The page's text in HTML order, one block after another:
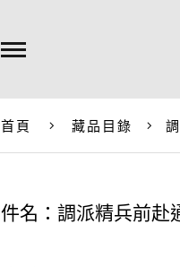
首頁 藏品目錄
件名：調派精兵前赴